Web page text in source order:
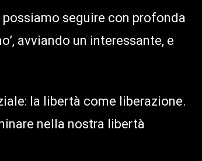
seguire con profonda
avviando un interessante, e
la libertà come liberazione.
nella nostra libertà